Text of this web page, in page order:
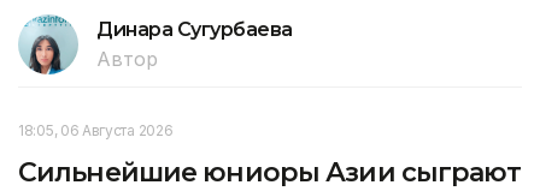
Динара Сугурбаева
Автор
18:05, 06 Августа 2026
Сильнейшие юниоры Азии сыграют